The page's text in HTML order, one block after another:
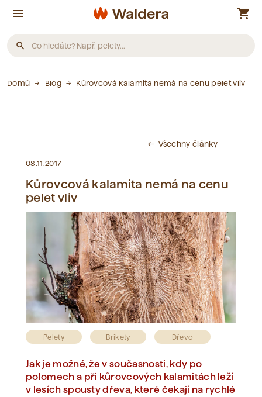
menu shopping_cart
search
Produkty
Nebyly nalezeny žádné články.
Slovník pojmů
Nebyly nalezeny žádné pojmy.
Zobrazit vše
Domů Blog Kůrovcová kalamita nemá na cenu pelet vliv
west Všechny články
08.11.2017
Kůrovcová kalamita nemá na cenu
pelet vliv
Pelety Brikety Dřevo
Jak je možné, že v současnosti, kdy po
polomech a při kůrovcových kalamitách leží
v lesích spousty dřeva, které čekají na rychlé